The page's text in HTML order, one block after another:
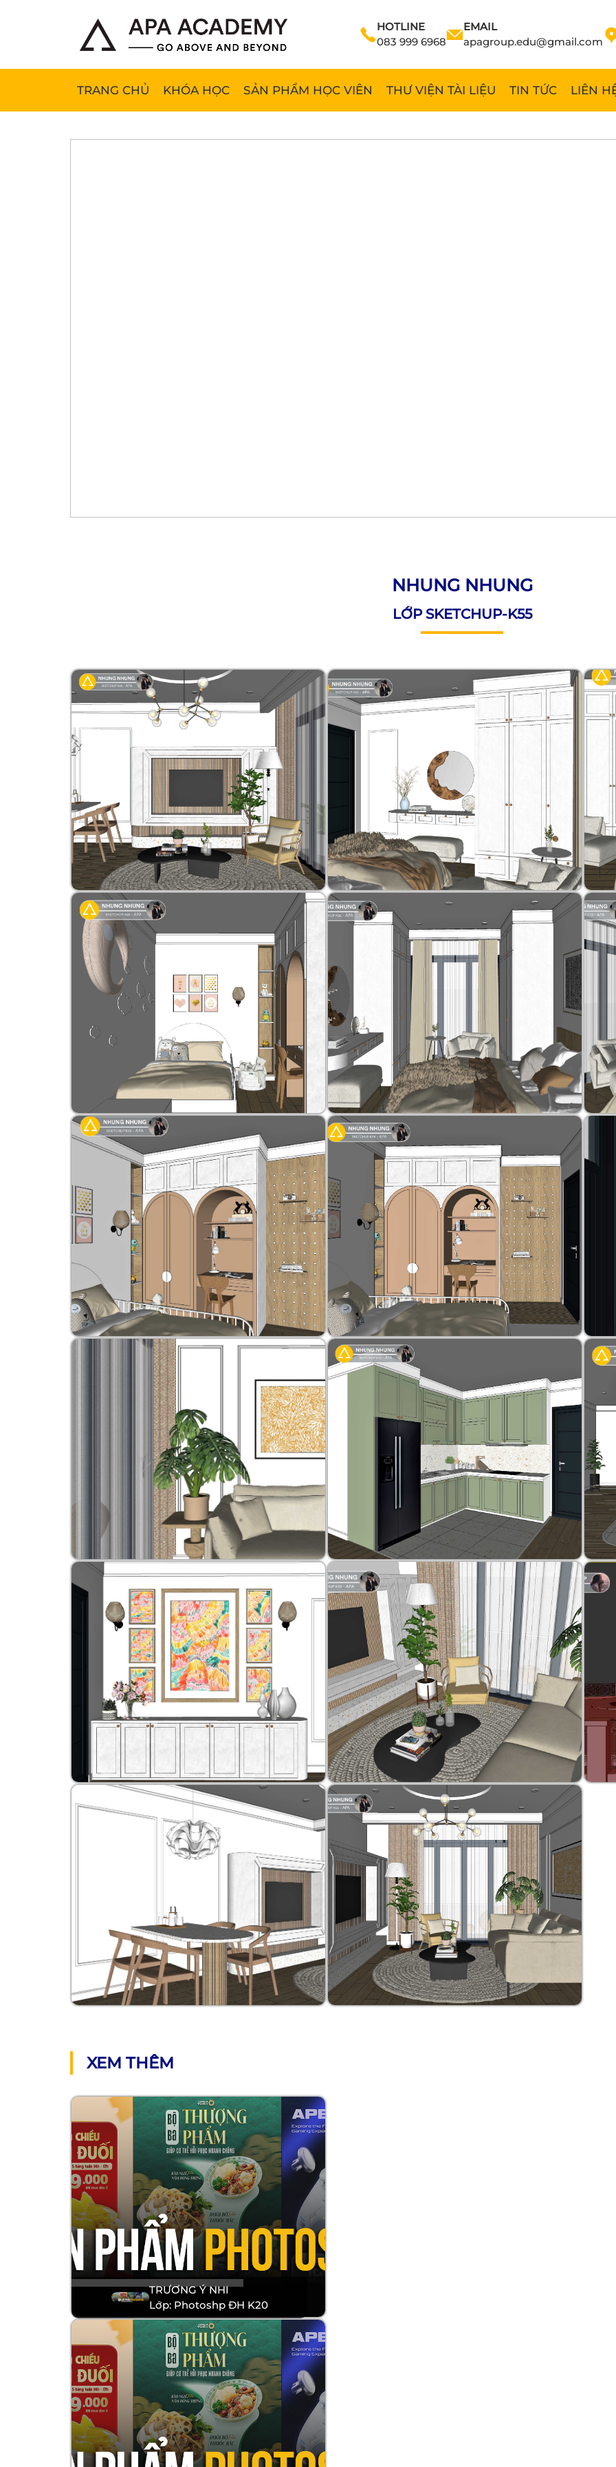
HOTLINE
083 999 6968
EMAIL
apagroup.edu@gmail.com
TRANG CHỦ KHÓA HỌC SẢN PHẨM HỌC VIÊN THƯ VIỆN TÀI LIỆU TIN TỨC LIÊN
NHUNG NHUNG
LỚP SKETCHUP-K55
XEM THÊM
TRƯƠNG Ý NHI
Lớp: Photoshp ĐH K20